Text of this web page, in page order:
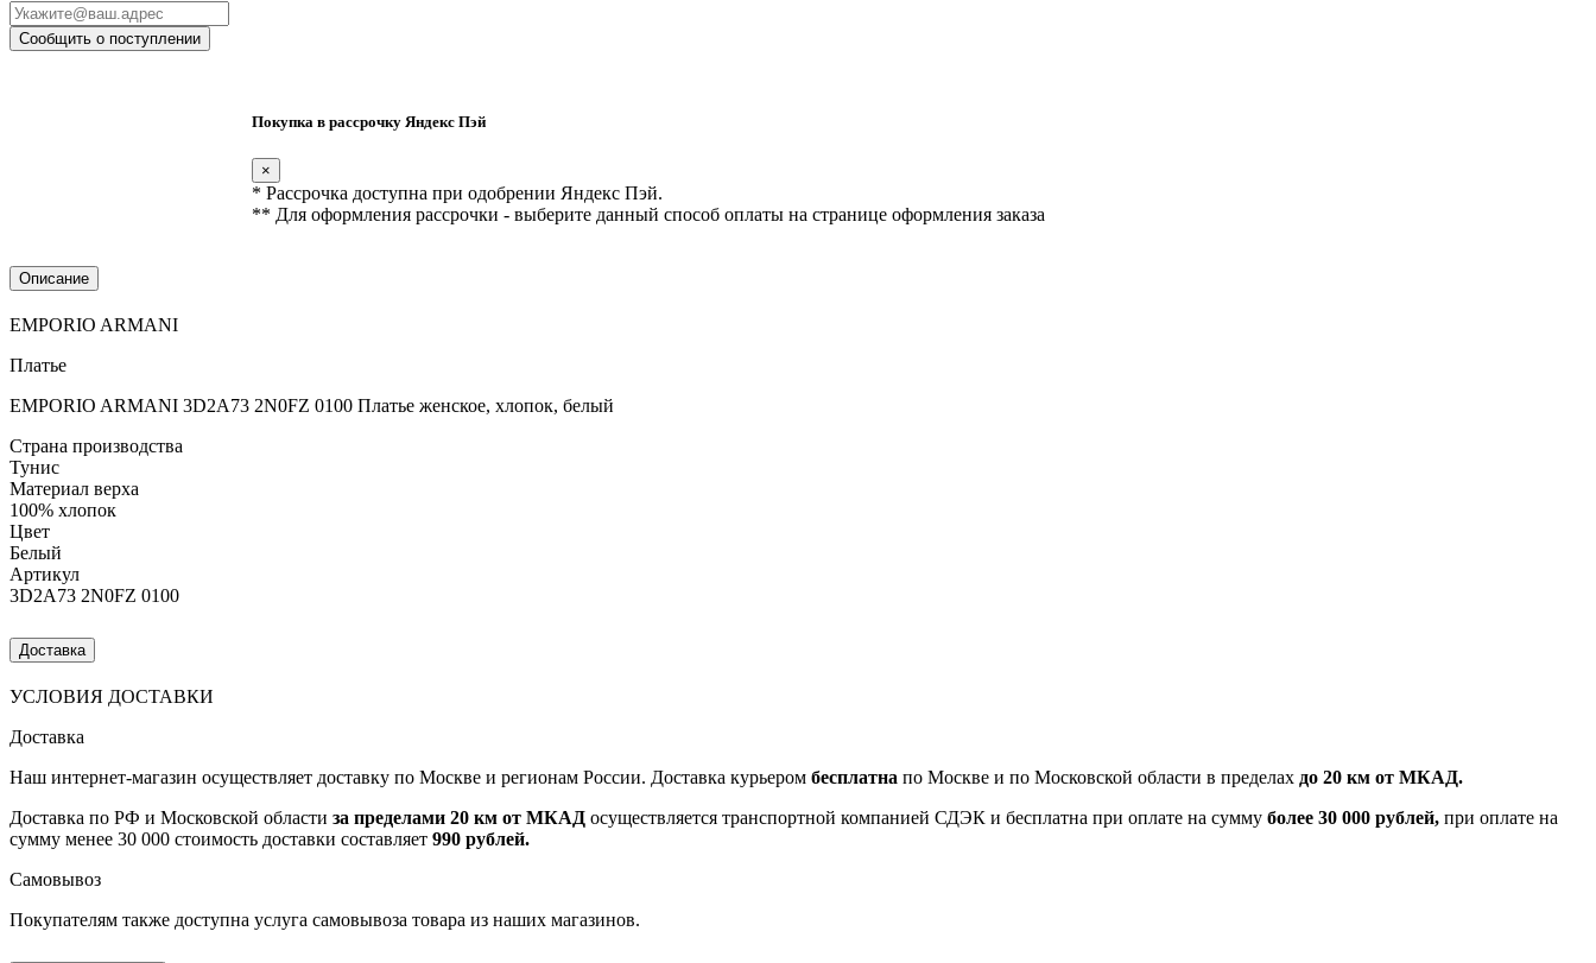
Сообщить о поступлении
Покупка в рассрочку Яндекс Пэй
×
* Рассрочка доступна при одобрении Яндекс Пэй.
** Для оформления рассрочки - выберите данный способ оплаты на странице оформления заказа
Описание
EMPORIO ARMANI
Платье
EMPORIO ARMANI 3D2A73 2N0FZ 0100 Платье женское, хлопок, белый
Страна производства
Тунис
Материал верха
100% хлопок
Цвет
Белый
Артикул
3D2A73 2N0FZ 0100
Доставка
УСЛОВИЯ ДОСТАВКИ
Доставка
Наш интернет-магазин осуществляет доставку по Москве и регионам России. Доставка курьером бесплатна по Москве и по Московской области в пределах до 20 км от МКАД.
Доставка по РФ и Московской области за пределами 20 км от МКАД осуществляется транспортной компанией СДЭК и бесплатна при оплате на сумму более 30 000 рублей, при оплате на
сумму менее 30 000 стоимость доставки составляет 990 рублей.
Самовывоз
Покупателям также доступна услуга самовывоза товара из наших магазинов.